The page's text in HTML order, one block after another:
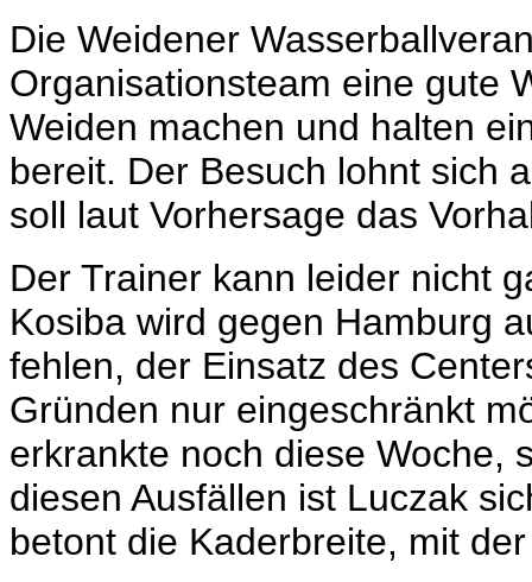
Die Weidener
Organisationsteam eine gute
Weiden machen und halten
bereit. Der Besuch lohnt sich
soll laut Vorhersage das
Der Trainer kann leider nicht
Kosiba wird gegen Hamburg
fehlen, der Einsatz des
Gründen nur eingeschränkt
erkrankte noch diese Woche,
diesen Ausfällen ist Luczak
betont die Kaderbreite, mit